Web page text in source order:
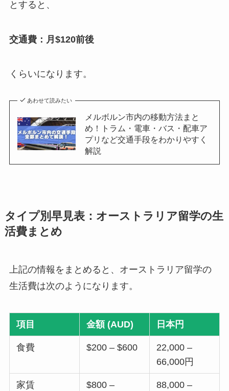
とすると、
交通費：月$120前後
くらいになります。
あわせて読みたい
メルボルン市内の移動方法まと
め！トラム・電車・バス・配車ア
プリなど交通手段をわかりやすく
解説
タイプ別早見表： オーストラリア留学の生
活費まとめ
上記の情報をまとめると、オーストラリア留学の
生活費は次のようになります。
項目 金額 (AUD) 日本円
食費 $200 – $600
22,000 –
66,000円
家賃
$800 –
88,000 –